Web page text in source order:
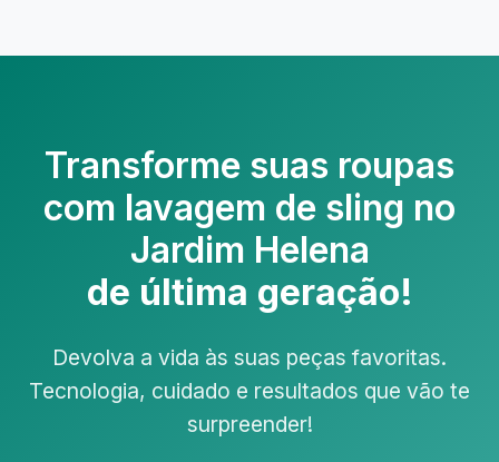
Transforme suas roupas
com lavagem de sling no
Jardim Helena
de última geração!
Devolva a vida às suas peças favoritas.
Tecnologia, cuidado e resultados que vão te
surpreender!